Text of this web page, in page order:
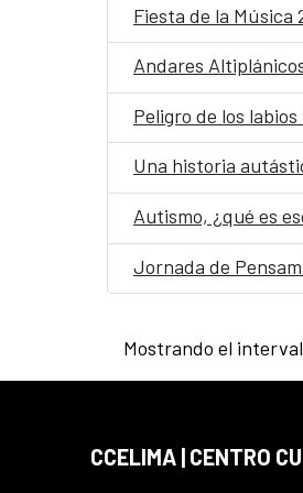
Fiesta de la
Andares
Peligro de los labios
Una historia
Autismo, ¿qué es
Jornada de
Mostrando el
CCELIMA | CENTRO